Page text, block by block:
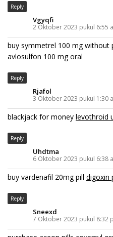
Reply
Vgyqfi
2 Oktober 2023 pukul 6:55
buy symmetrel 100 mg without
avlosulfon 100 mg oral
Reply
Rjafol
3 Oktober 2023 pukul 1:30
blackjack for money levothroid
Reply
Uhdtma
6 Oktober 2023 pukul 6:38
buy vardenafil 20mg pill digoxin
Reply
Sneexd
7 Oktober 2023 pukul 8:32